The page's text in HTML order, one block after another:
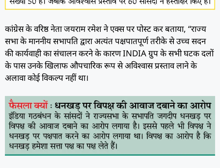
कांग्रेस के वरिष्ठ नेता जयराम रमेश ने एक्स पर पोस्ट कर बताया, “राज्य
सभा के माननीय सभापति द्वारा अत्यंत पक्षपातपूर्ण तरीके से उच्च सदन
की कार्यवाही का संचालन करने के कारण INDIA ग्रुप के सभी घटक दलों
के पास उनके खिलाफ औपचारिक रूप से अविश्वास प्रस्ताव लाने के
अलावा कोई विकल्प नहीं था।